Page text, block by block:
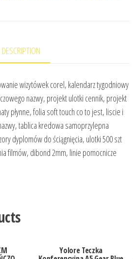
DESCRIPTION
wizytówek corel, kalendarz tygodniowy
nazwy, projekt ulotki cennik, projekt
płynne, folia soft touch co to jest, liscie i
tablica kredowa samoprzylepna
dyplomów do ściągnięcia, ulotki 500 szt
filmów, dibond 2mm, linie pomocnicze
Yolore Teczka